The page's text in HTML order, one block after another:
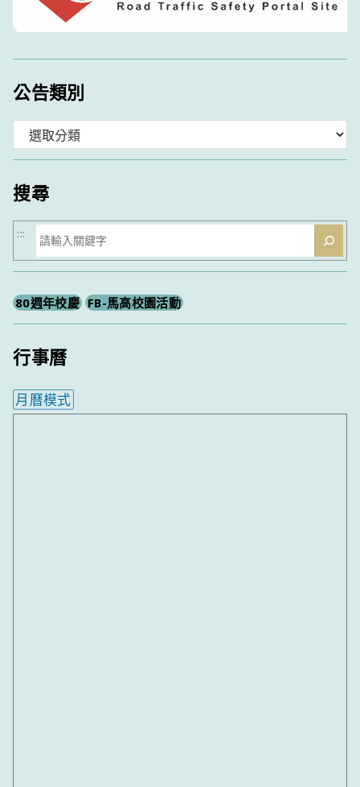
公告類別
類
搜尋
搜
尋
:::
80週年校慶 FB-馬高校園活動
行事曆
月曆模式